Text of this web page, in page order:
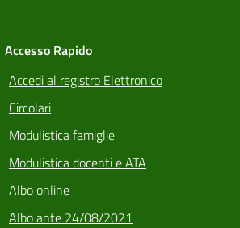
Accesso Rapido
Accedi al registro Elettronico
Circolari
Modulistica famiglie
Modulistica docenti e ATA
Albo online
Albo ante 24/08/2021